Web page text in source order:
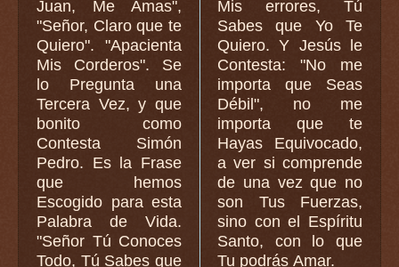
Juan, Me Amas",
"Señor, Claro que te
Quiero". "Apacienta
Mis Corderos". Se
lo Pregunta una
Tercera Vez, y que
bonito como
Contesta Simón
Pedro. Es la Frase
que hemos
Escogido para esta
Palabra de Vida.
"Señor Tú Conoces
Todo, Tú Sabes que
Mis errores, Tú
Sabes que Yo Te
Quiero. Y Jesús le
Contesta: "No me
importa que Seas
Débil", no me
importa que te
Hayas Equivocado,
a ver si comprende
de una vez que no
son Tus Fuerzas,
sino con el Espíritu
Santo, con lo que
Tu podrás Amar.